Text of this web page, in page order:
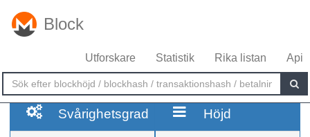
Block
Utforskare Statistik Rika listan Api
Svårighetsgrad Höjd